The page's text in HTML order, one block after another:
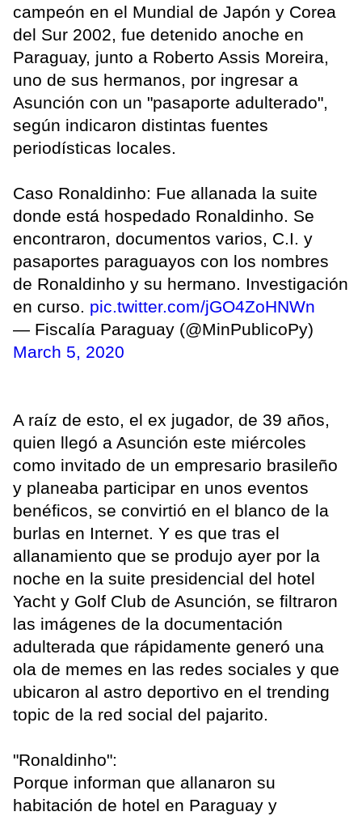
campeón en el Mundial de Japón y Corea
del Sur 2002, fue detenido anoche en
Paraguay, junto a Roberto Assis Moreira,
uno de sus hermanos, por ingresar a
Asunción con un "pasaporte adulterado",
según indicaron distintas fuentes
periodísticas locales.
Caso Ronaldinho: Fue allanada la suite
donde está hospedado Ronaldinho. Se
encontraron, documentos varios, C.I. y
pasaportes paraguayos con los nombres
de Ronaldinho y su hermano. Investigación
en curso. pic.twitter.com/jGO4ZoHNWn
— Fiscalía Paraguay (@MinPublicoPy)
March 5, 2020
A raíz de esto, el ex jugador, de 39 años,
quien llegó a Asunción este miércoles
como invitado de un empresario brasileño
y planeaba participar en unos eventos
benéficos, se convirtió en el blanco de la
burlas en Internet. Y es que tras el
allanamiento que se produjo ayer por la
noche en la suite presidencial del hotel
Yacht y Golf Club de Asunción, se filtraron
las imágenes de la documentación
adulterada que rápidamente generó una
ola de memes en las redes sociales y que
ubicaron al astro deportivo en el trending
topic de la red social del pajarito.
"Ronaldinho":
Porque informan que allanaron su
habitación de hotel en Paraguay y